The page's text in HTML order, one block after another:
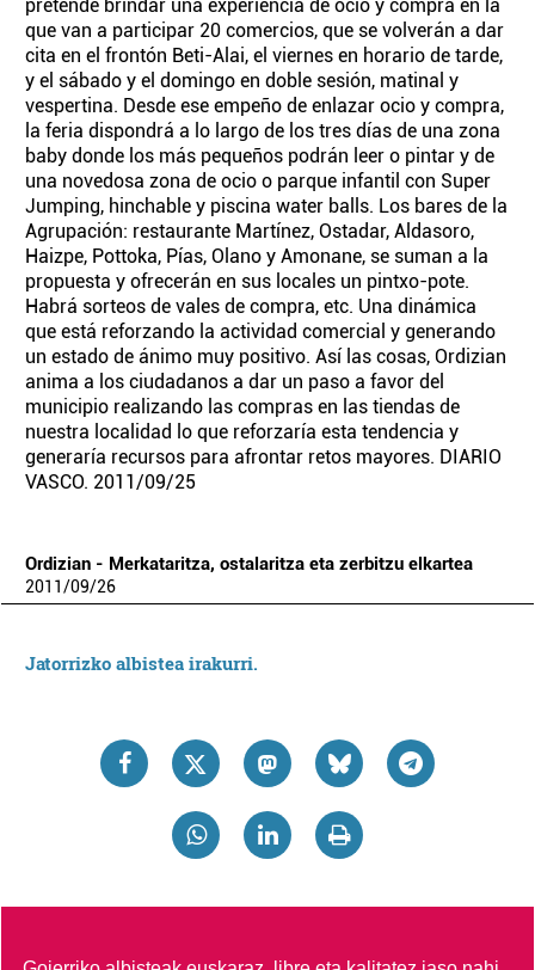
pretende brindar una experiencia de ocio y compra en la
que van a participar 20 comercios, que se volverán a dar
cita en el frontón Beti-Alai, el viernes en horario de tarde,
y el sábado y el domingo en doble sesión, matinal y
vespertina. Desde ese empeño de enlazar ocio y compra,
la feria dispondrá a lo largo de los tres días de una zona
baby donde los más pequeños podrán leer o pintar y de
una novedosa zona de ocio o parque infantil con Super
Jumping, hinchable y piscina water balls. Los bares de la
Agrupación: restaurante Martínez, Ostadar, Aldasoro,
Haizpe, Pottoka, Pías, Olano y Amonane, se suman a la
propuesta y ofrecerán en sus locales un pintxo-pote.
Habrá sorteos de vales de compra, etc. Una dinámica
que está reforzando la actividad comercial y generando
un estado de ánimo muy positivo. Así las cosas, Ordizian
anima a los ciudadanos a dar un paso a favor del
municipio realizando las compras en las tiendas de
nuestra localidad lo que reforzaría esta tendencia y
generaría recursos para afrontar retos mayores. DIARIO
VASCO. 2011/09/25
Ordizian - Merkataritza, ostalaritza eta zerbitzu elkartea
2011/09/26
Jatorrizko albistea irakurri.